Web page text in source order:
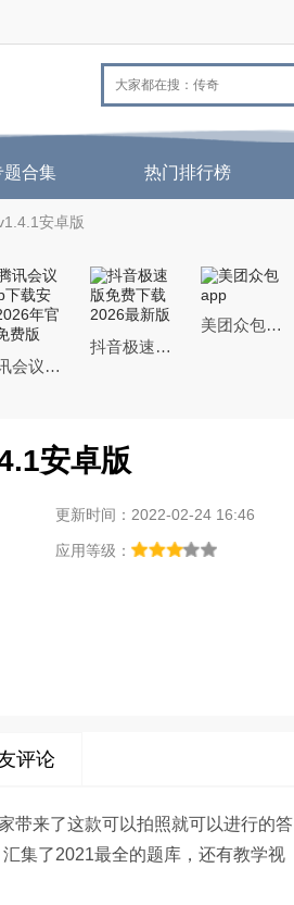
题合集 热门排行榜
安卓版
腾讯会议app下载安装2026年官方免费版
抖音极速版免费下载2026最新版
美团众包app
安卓版
更新时间：2022-02-24 16:46
应用等级：
评论
带来了这款可以拍照就可以进行的答
集了2021最全的题库，还有教学视